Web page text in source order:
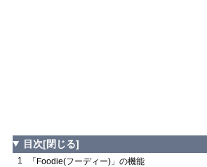
目次[閉じる]
1 「Foodie(フーディー)」の機能